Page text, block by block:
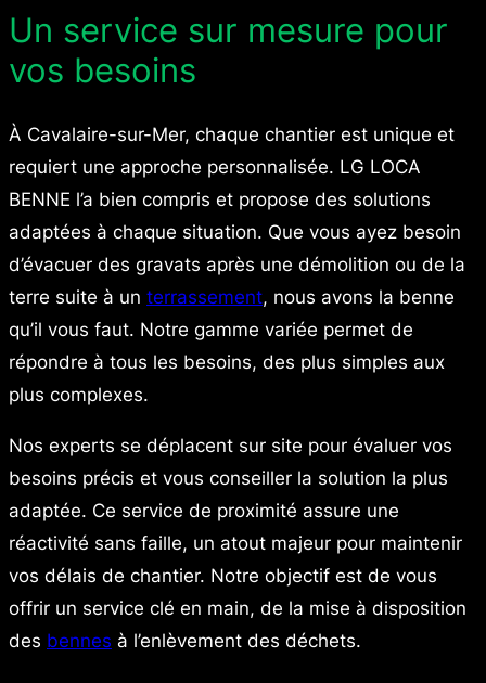
Un service sur mesure pour
vos besoins
À Cavalaire-sur-Mer, chaque chantier est unique et
requiert une approche personnalisée. LG LOCA
BENNE l’a bien compris et propose des solutions
adaptées à chaque situation. Que vous ayez besoin
d’évacuer des gravats après une démolition ou de la
terre suite à un terrassement, nous avons la benne
qu’il vous faut. Notre gamme variée permet de
répondre à tous les besoins, des plus simples aux
plus complexes.
Nos experts se déplacent sur site pour évaluer vos
besoins précis et vous conseiller la solution la plus
adaptée. Ce service de proximité assure une
réactivité sans faille, un atout majeur pour maintenir
vos délais de chantier. Notre objectif est de vous
offrir un service clé en main, de la mise à disposition
des bennes à l’enlèvement des déchets.